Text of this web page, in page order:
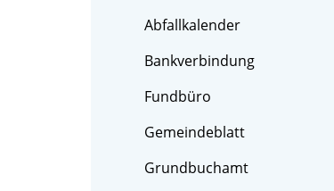
Abfallkalender
Bankverbindung
Fundbüro
Gemeindeblatt
Grundbuchamt